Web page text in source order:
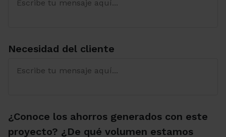
Necesidad del cliente
¿Conoce los ahorros generados con este
proyecto? ¿De qué volumen estamos